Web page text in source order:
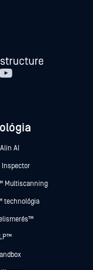
AI
Inspector
Multiscanning
technológia